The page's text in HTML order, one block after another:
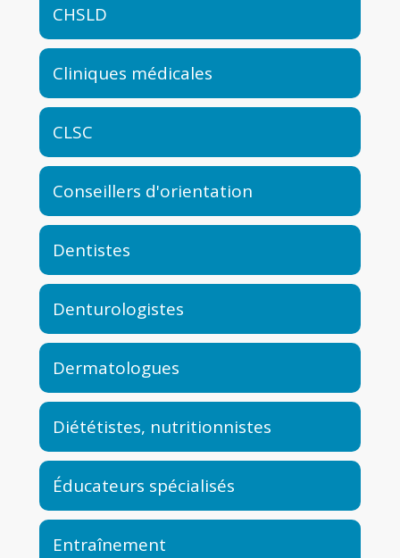
CHSLD
Cliniques médicales
CLSC
Conseillers d'orientation
Dentistes
Denturologistes
Dermatologues
Diététistes, nutritionnistes
Éducateurs spécialisés
Entraînement